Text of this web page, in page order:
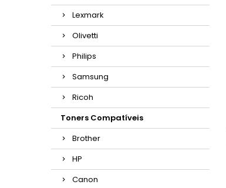
Lexmark
Olivetti
Philips
Samsung
Ricoh
Toners Compatíveis
Brother
HP
Canon